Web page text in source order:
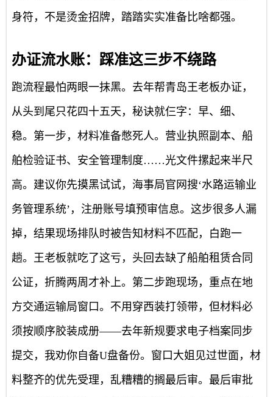
身符，不是烫金招牌，踏踏实实准备比啥都强。
办证流水账：踩准这三步不绕路
跑流程最怕两眼一抹黑。去年帮青岛王老板办证，
从头到尾只花四十五天，秘诀就仨字：早、细、
稳。第一步，材料准备憋死人。营业执照副本、船
舶检验证书、安全管理制度……光文件摞起来半尺
高。建议你先摸黑试试，海事局官网搜‘水路运输业
务管理系统’，注册账号填预审信息。这步很多人漏
掉，结果现场排队时被告知材料不匹配，白跑一
趟。王老板就吃了这亏，头回去缺了船舶租赁合同
公证，折腾两周才补上。第二步跑现场，重点在地
方交通运输局窗口。不用穿西装打领带，但材料必
须按顺序胶装成册——去年新规要求电子档案同步
提交，我劝你自备U盘备份。窗口大姐见过世面，材
料整齐的优先受理，乱糟糟的搁最后审。最后审批